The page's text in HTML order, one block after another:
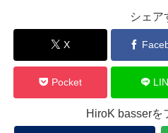
シェア
X
Pocket
HiroK basserを